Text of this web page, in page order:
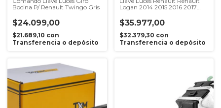
Bocina P/ Renault Twingo Gris
$24.099,00
$21.689,10 con
Transferencia o depósito
Logan 2014 2015 2016 2017
$35.977,00
$32.379,30 con
Transferencia o depósito